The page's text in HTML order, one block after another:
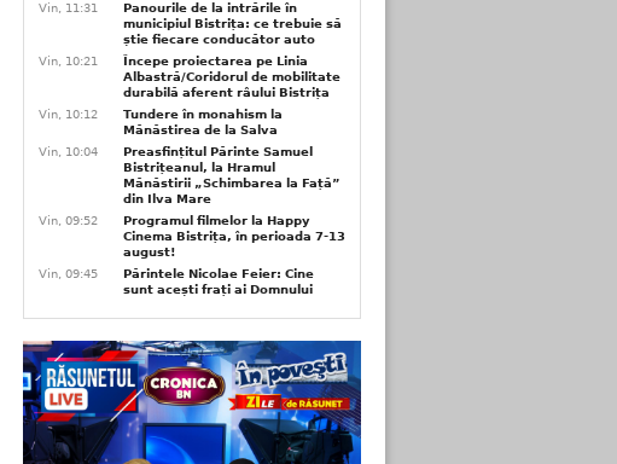
Vin, 11:31
Panourile de la intrările în
municipiul Bistrița: ce trebuie să
știe fiecare conducător auto
Vin, 10:21
Începe proiectarea pe Linia
Albastră/Coridorul de mobilitate
durabilă aferent râului Bistrița
Vin, 10:12
Tundere în monahism la
Mănăstirea de la Salva
Vin, 10:04
Preasfințitul Părinte Samuel
Bistrițeanul, la Hramul
Mănăstirii „Schimbarea la Față”
din Ilva Mare
Vin, 09:52
Programul filmelor la Happy
Cinema Bistrița, în perioada 7-13
august!
Vin, 09:45
Părintele Nicolae Feier: Cine
sunt acești frați ai Domnului